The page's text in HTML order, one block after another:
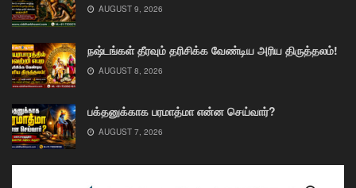
AUGUST 9, 2026
நஷ்டங்கள் தீரவும் தரிசிக்க வேண்டிய அரிய திருத்தலம்!
AUGUST 8, 2026
பக்தனுக்காக பரமாத்மா என்ன செய்வார்?
AUGUST 7, 2026